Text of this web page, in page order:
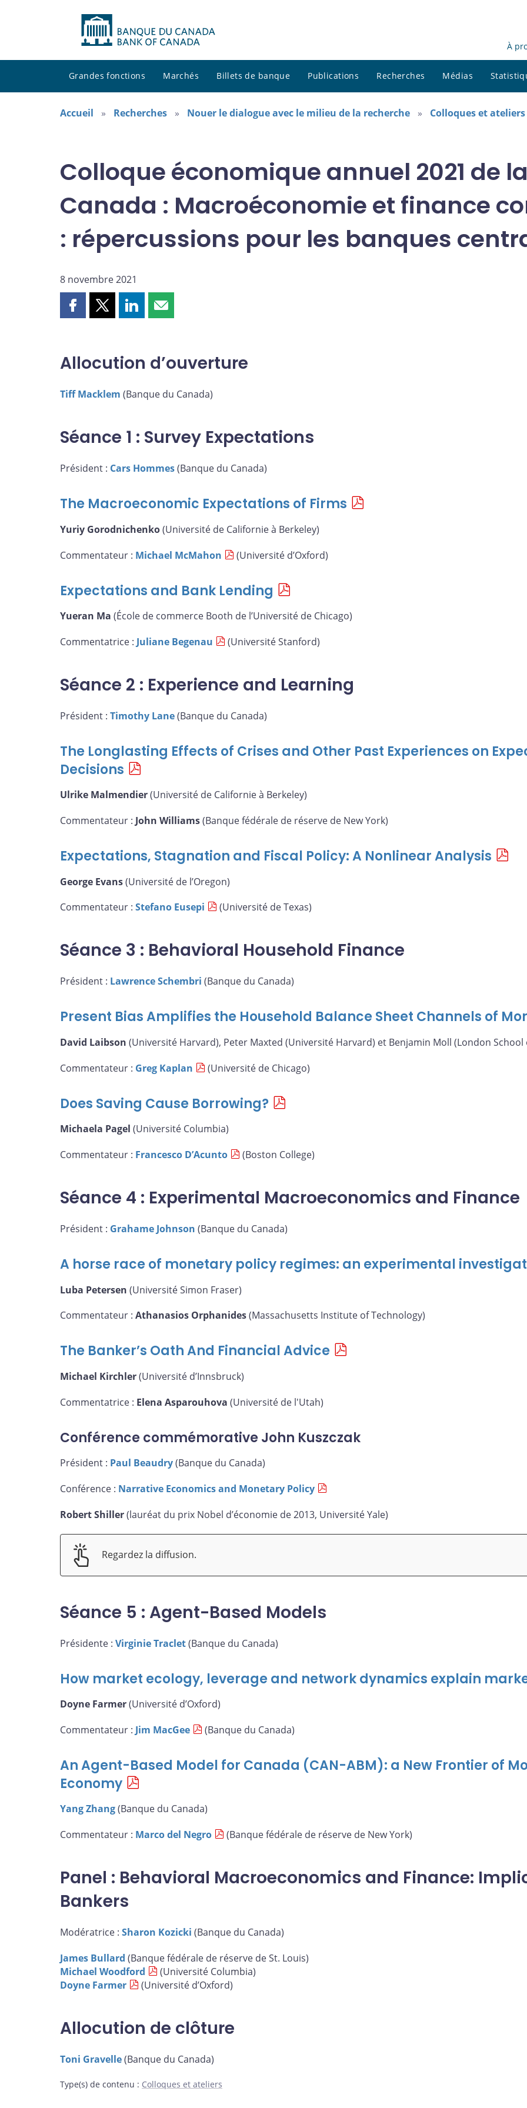
À
Grandes fonctions Marchés Billets de banque Publications Recherches Médias
Accueil Recherches Nouer le dialogue avec le milieu de la recherche Colloques et ateliers
Colloque économique annuel 2021 de
Canada : Macroéconomie et finance
: répercussions pour les banques
8 novembre 2021
Partager
Facebook
Partager
X
Partager
LinkedIn
Partager
courriel
Allocution d’ouverture
Tiff Macklem (Banque du Canada)
Séance 1 : Survey Expectations
Président : Cars Hommes(Banque du Canada)
The Macroeconomic Expectations of Firms
Yuriy Gorodnichenko(Université de Californie à Berkeley)
Commentateur : Michael McMahon (Université d’Oxford)
Expectations and Bank Lending
Yueran Ma (École de commerce Booth de l’Université de Chicago)
Commentatrice : Juliane Begenau (Université Stanford)
Séance 2 : Experience and Learning
Président : Timothy Lane(Banque du Canada)
The Longlasting Effects of Crises and Other Past Experiences on
Decisions
Ulrike Malmendier(Université de Californie à Berkeley)
Commentateur : John Williams(Banque fédérale de réserve de New York)
Expectations, Stagnation and Fiscal Policy: A Nonlinear Analysis
George Evans(Université de l’Oregon)
Commentateur : Stefano Eusepi (Université de Texas)
Séance 3 : Behavioral Household Finance
Président : Lawrence Schembri (Banque du Canada)
Present Bias Amplifies the Household Balance Sheet Channels of
David Laibson (Université Harvard), Peter Maxted (Université Harvard) et Benjamin Moll (London School
Commentateur : Greg Kaplan (Université de Chicago)
Does Saving Cause Borrowing?
Michaela Pagel (Université Columbia)
Commentateur : Francesco D’Acunto (Boston College)
Séance 4 : Experimental Macroeconomics and Finance
Président : Grahame Johnson (Banque du Canada)
A horse race of monetary policy regimes: an experimental
Luba Petersen (Université Simon Fraser)
Commentateur : Athanasios Orphanides(Massachusetts Institute of Technology)
The Banker’s Oath And Financial Advice
Michael Kirchler(Université d’Innsbruck)
Commentatrice : Elena Asparouhova (Université de l'Utah)
Conférence commémorative John Kuszczak
Président : Paul Beaudry(Banque du Canada)
Conférence : Narrative Economics and Monetary Policy
Robert Shiller(lauréat du prix Nobel d’économie de 2013, Université Yale)
Regardez la diffusion.
Séance 5 : Agent-Based Models
Présidente : Virginie Traclet(Banque du Canada)
How market ecology, leverage and network dynamics explain
Doyne Farmer(Université d’Oxford)
Commentateur : Jim MacGee (Banque du Canada)
An Agent-Based Model for Canada (CAN-ABM): a New Frontier of
Economy
Yang Zhang(Banque du Canada)
Commentateur : Marco del Negro (Banque fédérale de réserve de New York)
Panel : Behavioral Macroeconomics and Finance:
Bankers
Modératrice : Sharon Kozicki (Banque du Canada)
James Bullard (Banque fédérale de réserve de St. Louis)
Michael Woodford
(Université Columbia)
Doyne Farmer
(Université d’Oxford)
Allocution de clôture
Toni Gravelle(Banque du Canada)
Type(s) de contenu : Colloques et ateliers